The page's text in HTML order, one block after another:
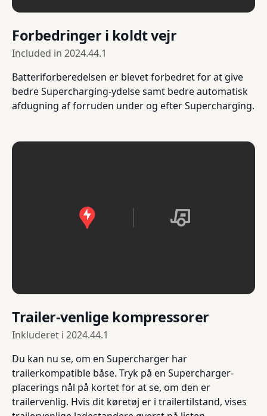
Forbedringer i koldt vejr
Included in 2024.44.1
Batteriforberedelsen er blevet forbedret for at give
bedre Supercharging-ydelse samt bedre automatisk
afdugning af forruden under og efter Supercharging.
Trailer-venlige kompressorer
Inkluderet i 2024.44.1
Du kan nu se, om en Supercharger har
trailerkompatible båse. Tryk på en Supercharger-
placerings nål på kortet for at se, om den er
trailervenlig. Hvis dit køretøj er i trailertilstand, vises